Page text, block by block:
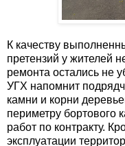
К качеству
претензий у жителей
ремонта остались не
УГХ напомнит
камни и корни
периметру бортового
работ по контракту.
эксплуатации